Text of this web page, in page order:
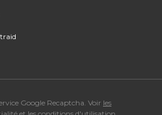
Google Recaptcha. Voir les